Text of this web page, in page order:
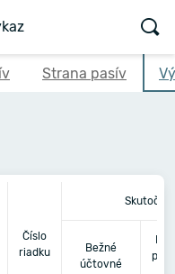
Strana pasív
Číslo
riadku
Bežné
účtovné